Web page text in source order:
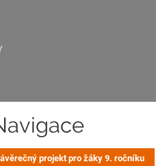
projekt pro žáky 9. ročníku